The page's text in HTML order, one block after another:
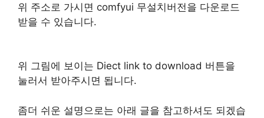
위 주소로 가시면 comfyui 무설치버전을 다운로드
받을 수 있습니다.
위 그림에 보이는 Diect link to download 버튼을
눌러서 받아주시면 됩니다.
좀더 쉬운 설명으로는 아래 글을 참고하셔도 되겠습